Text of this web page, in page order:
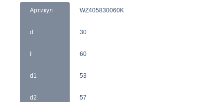
Артикул
d
d1
d2
WZ405830060K
30
60
53
57